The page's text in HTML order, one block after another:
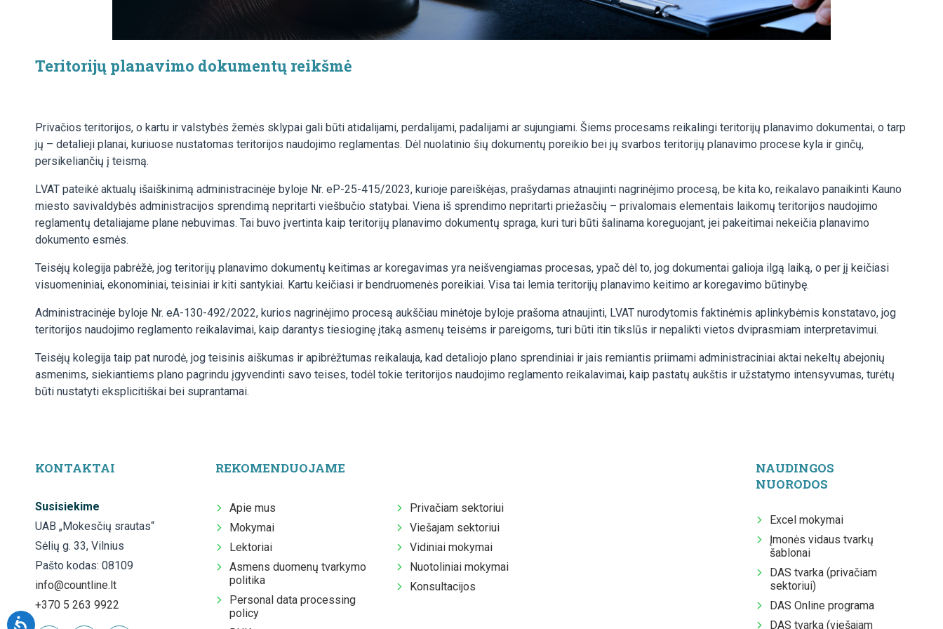
Teritorijų planavimo dokumentų reikšmė
Privačios teritorijos, o kartu ir valstybės žemės sklypai gali būti atidalijami, perdalijami, padalijami ar sujungiami. Šiems procesams reikalingi teritorijų planavimo dokumentai, o tarp
jų – detalieji planai, kuriuose nustatomas teritorijos naudojimo reglamentas. Dėl nuolatinio šių dokumentų poreikio bei jų svarbos teritorijų planavimo procese kyla ir ginčų,
persikeliančių į teismą.
LVAT pateikė aktualų išaiškinimą administracinėje byloje Nr. eP-25-415/2023, kurioje pareiškėjas, prašydamas atnaujinti nagrinėjimo procesą, be kita ko, reikalavo panaikinti Kauno
miesto savivaldybės administracijos sprendimą nepritarti viešbučio statybai. Viena iš sprendimo nepritarti priežasčių – privalomais elementais laikomų teritorijos naudojimo
reglamentų detaliajame plane nebuvimas. Tai buvo įvertinta kaip teritorijų planavimo dokumentų spraga, kuri turi būti šalinama koreguojant, jei pakeitimai nekeičia planavimo
dokumento esmės.
Teisėjų kolegija pabrėžė, jog teritorijų planavimo dokumentų keitimas ar koregavimas yra neišvengiamas procesas, ypač dėl to, jog dokumentai galioja ilgą laiką, o per jį keičiasi
visuomeniniai, ekonominiai, teisiniai ir kiti santykiai. Kartu keičiasi ir bendruomenės poreikiai. Visa tai lemia teritorijų planavimo keitimo ar koregavimo būtinybę.
Administracinėje byloje Nr. eA-130-492/2022, kurios nagrinėjimo procesą aukščiau minėtoje byloje prašoma atnaujinti, LVAT nurodytomis faktinėmis aplinkybėmis konstatavo, jog
teritorijos naudojimo reglamento reikalavimai, kaip darantys tiesioginę įtaką asmenų teisėms ir pareigoms, turi būti itin tikslūs ir nepalikti vietos dviprasmiam interpretavimui.
Teisėjų kolegija taip pat nurodė, jog teisinis aiškumas ir apibrėžtumas reikalauja, kad detaliojo plano sprendiniai ir jais remiantis priimami administraciniai aktai nekeltų abejonių
asmenims, siekiantiems plano pagrindu įgyvendinti savo teises, todėl tokie teritorijos naudojimo reglamento reikalavimai, kaip pastatų aukštis ir užstatymo intensyvumas, turėtų
būti nustatyti eksplicitiškai bei suprantamai.
KONTAKTAI
Susisiekime
UAB „Mokesčių srautas“
Sėlių g. 33, Vilnius
Pašto kodas: 08109
info@countline.lt
+370 5 263 9922
REKOMENDUOJAME
Apie mus
Mokymai
Lektoriai
Asmens duomenų tvarkymo
politika
Personal data processing
policy
Privačiam sektoriui
Viešajam sektoriui
Vidiniai mokymai
Nuotoliniai mokymai
Konsultacijos
NAUDINGOS
NUORODOS
Excel mokymai
Įmonės vidaus tvarkų
šablonai
DAS tvarka (privačiam
sektoriui)
DAS Online programa
DAS tvarka (viešajam